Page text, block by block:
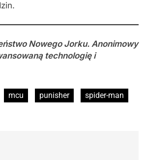
Nowego Jorku. Anonimowy
technologię i
mcu punisher
spider-man